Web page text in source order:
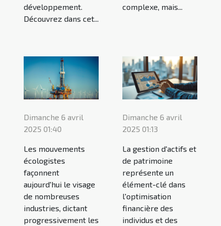
développement.
Découvrez dans cet...
complexe, mais...
Dimanche 6 avril
2025 01:40
Les mouvements
écologistes
façonnent
aujourd'hui le visage
de nombreuses
industries, dictant
progressivement les
Dimanche 6 avril
2025 01:13
La gestion d'actifs et
de patrimoine
représente un
élément-clé dans
l'optimisation
financière des
individus et des